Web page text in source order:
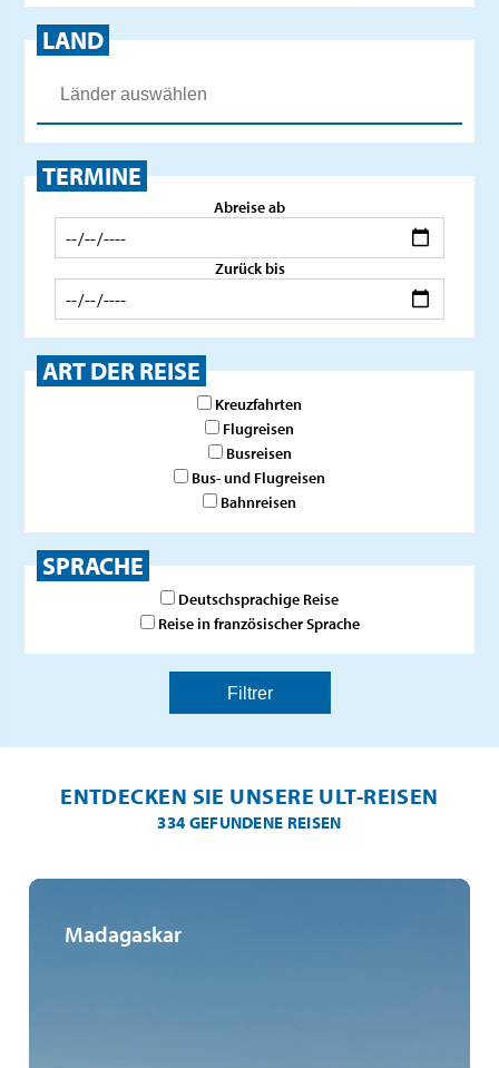
LAND
TERMINE
Abreise ab
Zurück bis
ART DER REISE
Kreuzfahrten
Flugreisen
Busreisen
Bus- und Flugreisen
Bahnreisen
SPRACHE
Deutschsprachige Reise
Reise in französischer Sprache
ENTDECKEN SIE UNSERE ULT-REISEN
334 GEFUNDENE REISEN
Madagaskar